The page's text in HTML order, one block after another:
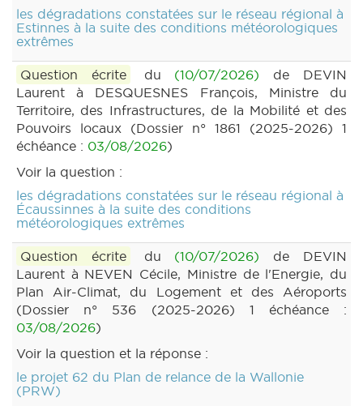
les dégradations constatées sur le réseau régional à
Estinnes à la suite des conditions météorologiques
extrêmes
Question écrite du (10/07/2026) de DEVIN
Laurent à DESQUESNES François, Ministre du
Territoire, des Infrastructures, de la Mobilité et des
Pouvoirs locaux (Dossier n° 1861 (2025-2026) 1
échéance : 03/08/2026)
Voir la question :
les dégradations constatées sur le réseau régional à
Écaussinnes à la suite des conditions
météorologiques extrêmes
Question écrite du (10/07/2026) de DEVIN
Laurent à NEVEN Cécile, Ministre de l'Energie, du
Plan Air-Climat, du Logement et des Aéroports
(Dossier n° 536 (2025-2026) 1 échéance :
03/08/2026)
Voir la question et la réponse :
le projet 62 du Plan de relance de la Wallonie
(PRW)